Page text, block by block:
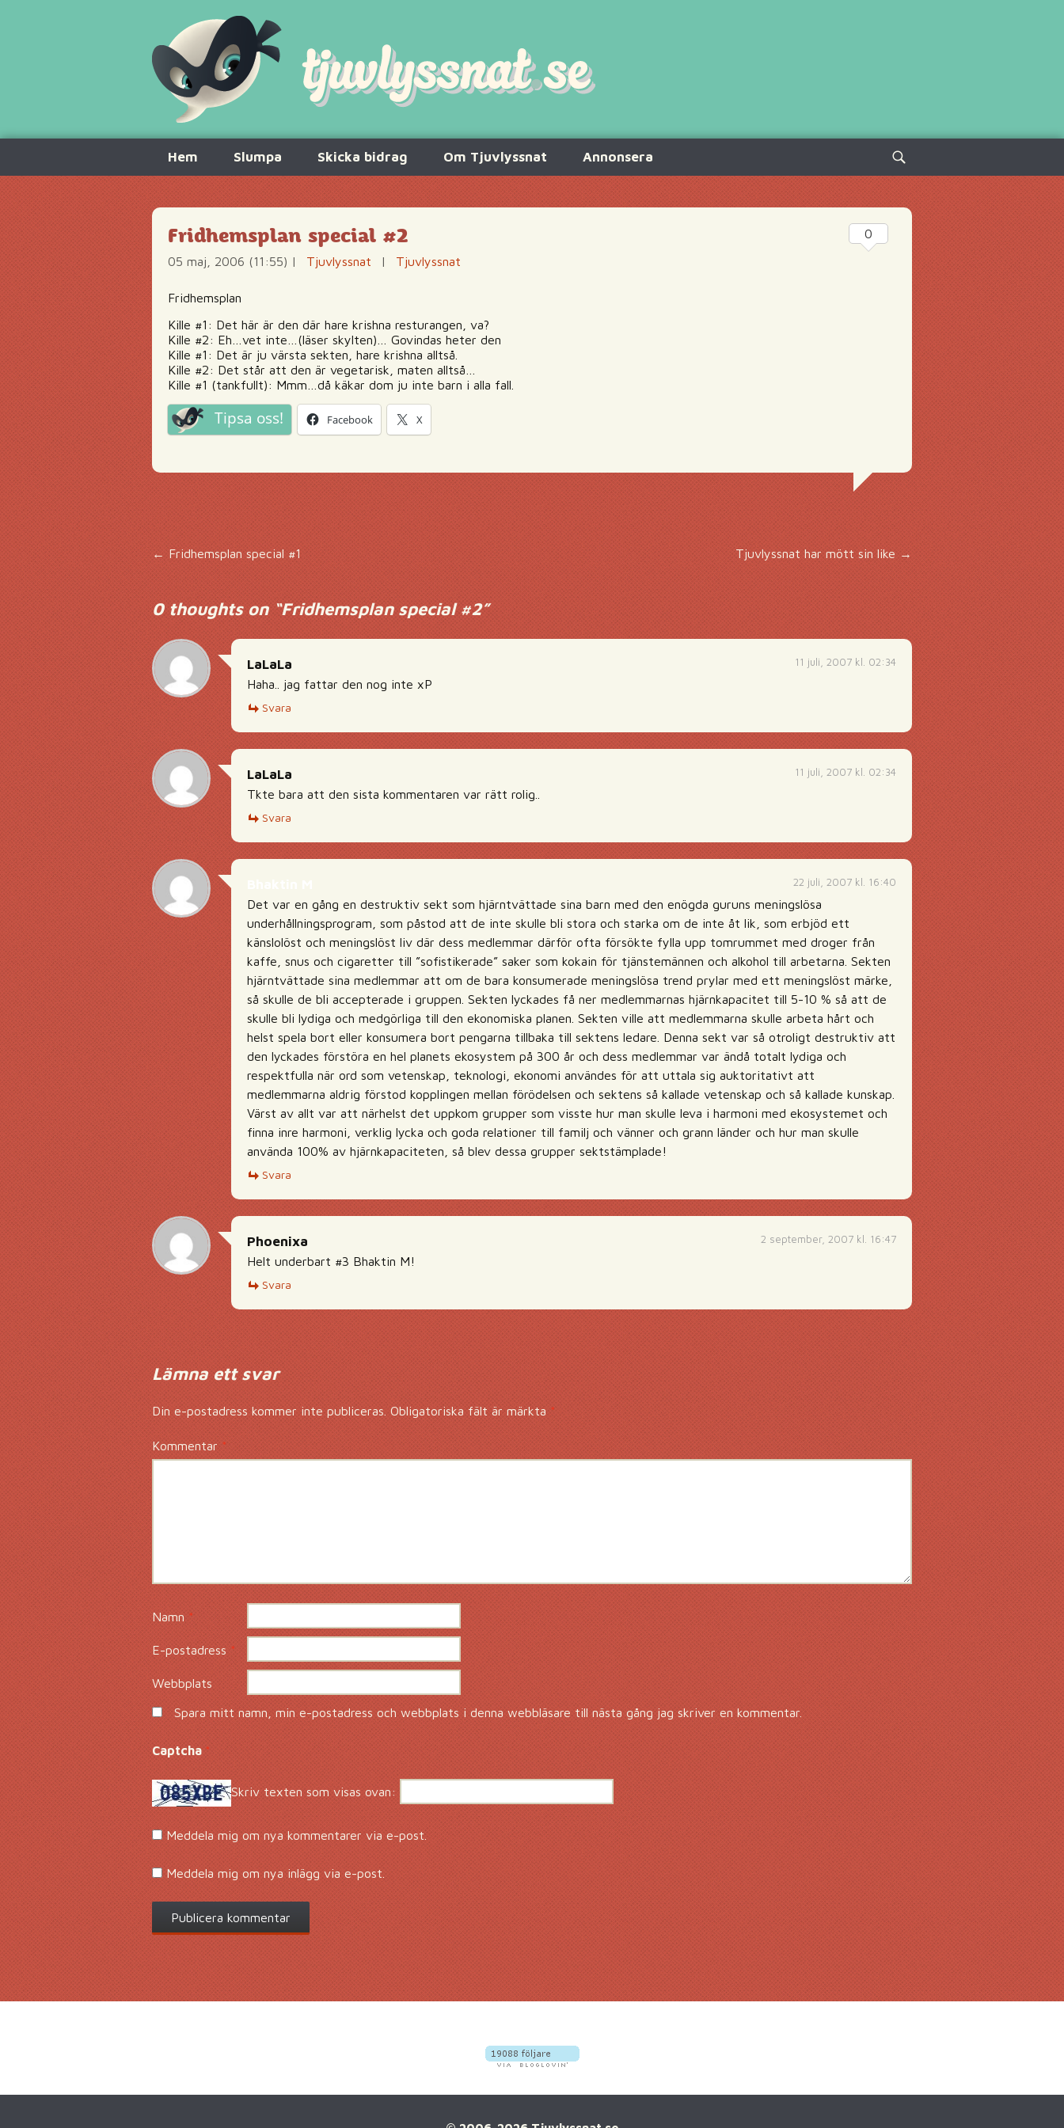
innehåll
Hem Slumpa Skicka bidrag Om Tjuvlyssnat Annonsera
Sök
efter:
Fridhemsplan special #2
05 maj, 2006 (11:55) | Tjuvlyssnat | Tjuvlyssnat
Fridhemsplan
Kille #1: Det här är den där hare krishna resturangen, va?
Kille #2: Eh…vet inte…(läser skylten)… Govindas heter den
Kille #1: Det är ju värsta sekten, hare krishna alltså.
Kille #2: Det står att den är vegetarisk, maten alltså…
Kille #1 (tankfullt): Mmm…då käkar dom ju inte barn i alla fall.
Tipsa oss! Facebook X
0
Inläggsnavigering
← Fridhemsplan special #1 Tjuvlyssnat har mött sin like→
0 thoughts on “Fridhemsplan special #2”
11 juli, 2007 kl. 02:34
LaLaLa
Haha.. jag fattar den nog inte xP
Svara
11 juli, 2007 kl. 02:34
LaLaLa
Tkte bara att den sista kommentaren var rätt rolig..
Svara
22 juli, 2007 kl. 16:40
Det var en gång en destruktiv sekt som hjärntvättade sina barn med den enögda guruns meningslösa
underhållningsprogram, som påstod att de inte skulle bli stora och starka om de inte åt lik, som erbjöd ett
känslolöst och meningslöst liv där dess medlemmar därför ofta försökte fylla upp tomrummet med droger från
kaffe, snus och cigaretter till ”sofistikerade” saker som kokain för tjänstemännen och alkohol till arbetarna. Sekten
hjärntvättade sina medlemmar att om de bara konsumerade meningslösa trend prylar med ett meningslöst märke,
så skulle de bli accepterade i gruppen. Sekten lyckades få ner medlemmarnas hjärnkapacitet till 5-10 % så att de
skulle bli lydiga och medgörliga till den ekonomiska planen. Sekten ville att medlemmarna skulle arbeta hårt och
helst spela bort eller konsumera bort pengarna tillbaka till sektens ledare. Denna sekt var så otroligt destruktiv att
den lyckades förstöra en hel planets ekosystem på 300 år och dess medlemmar var ändå totalt lydiga och
respektfulla när ord som vetenskap, teknologi, ekonomi användes för att uttala sig auktoritativt att
medlemmarna aldrig förstod kopplingen mellan förödelsen och sektens så kallade vetenskap och så kallade kunskap.
Värst av allt var att närhelst det uppkom grupper som visste hur man skulle leva i harmoni med ekosystemet och
finna inre harmoni, verklig lycka och goda relationer till familj och vänner och grann länder och hur man skulle
använda 100% av hjärnkapaciteten, så blev dessa grupper sektstämplade!
Svara
2 september, 2007 kl. 16:47
Phoenixa
Helt underbart #3 Bhaktin M!
Svara
Lämna ett svar
Din e-postadress kommer inte publiceras. Obligatoriska fält är märkta*
Kommentar *
Namn*
E-postadress *
Webbplats
Spara mitt namn, min e-postadress och webbplats i denna webbläsare till nästa gång jag skriver en kommentar.
Captcha *
Skriv texten som visas ovan:
Meddela mig om nya kommentarer via e-post.
Meddela mig om nya inlägg via e-post.